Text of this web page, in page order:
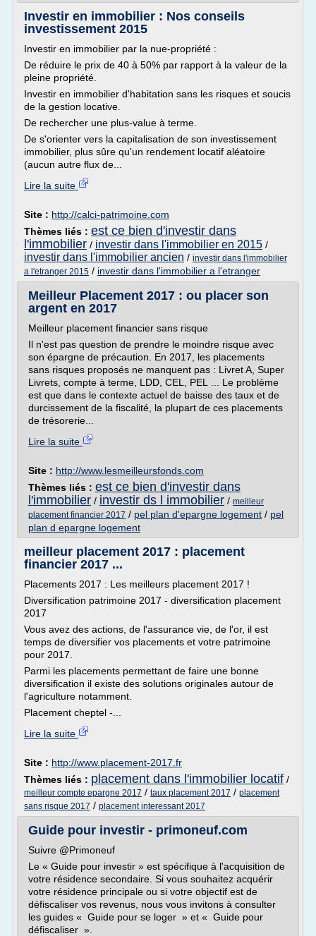
Investir en immobilier : Nos conseils
investissement 2015
Investir en immobilier par la nue-propriété :
De réduire le prix de 40 à 50% par rapport à la valeur de la
pleine propriété.
Investir en immobilier d'habitation sans les risques et soucis
de la gestion locative.
De rechercher une plus-value à terme.
De s'orienter vers la capitalisation de son investissement
immobilier, plus sûre qu'un rendement locatif aléatoire
(aucun autre flux de...
Lire la suite
Site : http://calci-patrimoine.com
Thèmes liés : est ce bien d'investir dans
l'immobilier / investir dans l'immobilier en 2015 /
investir dans l'immobilier ancien / investir dans l'immobilier
a l'etranger 2015 / investir dans l'immobilier a l'etranger
Meilleur Placement 2017 : ou placer son
argent en 2017
Meilleur placement financier sans risque
Il n'est pas question de prendre le moindre risque avec
son épargne de précaution. En 2017, les placements
sans risques proposés ne manquent pas : Livret A, Super
Livrets, compte à terme, LDD, CEL, PEL ... Le problème
est que dans le contexte actuel de baisse des taux et de
durcissement de la fiscalité, la plupart de ces placements
de trésorerie...
Lire la suite
Site : http://www.lesmeilleursfonds.com
Thèmes liés : est ce bien d'investir dans
l'immobilier / investir ds l immobilier / meilleur
placement financier 2017 / pel plan d'epargne logement / pel
plan d epargne logement
meilleur placement 2017 : placement
financier 2017 ...
Placements 2017 : Les meilleurs placement 2017 !
Diversification patrimoine 2017 - diversification placement
2017
Vous avez des actions, de l'assurance vie, de l'or, il est
temps de diversifier vos placements et votre patrimoine
pour 2017.
Parmi les placements permettant de faire une bonne
diversification il existe des solutions originales autour de
l'agriculture notamment.
Placement cheptel -...
Lire la suite
Site : http://www.placement-2017.fr
Thèmes liés : placement dans l'immobilier locatif /
meilleur compte epargne 2017 / taux placement 2017 / placement
sans risque 2017 / placement interessant 2017
Guide pour investir - primoneuf.com
Suivre @Primoneuf
Le « Guide pour investir » est spécifique à l'acquisition de
votre résidence secondaire. Si vous souhaitez acquérir
votre résidence principale ou si votre objectif est de
défiscaliser vos revenus, nous vous invitons à consulter
les guides « Guide pour se loger » et « Guide pour
défiscaliser ».